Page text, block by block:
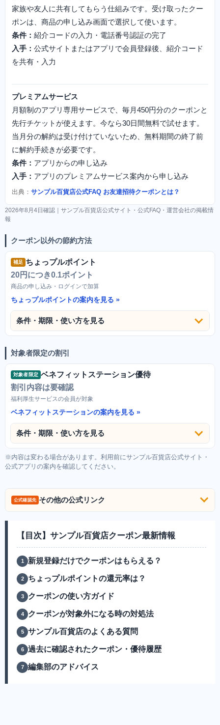
家族や友人に共有してもらう仕組みです。受け取ったクー
ポンは、商品の申し込み画面で選択して使います。
条件： 紹介コードの入力・電話番号認証の完了
入手： 公式サイトまたはアプリで会員登録後、紹介コード
を共有・入力
プレミアムサービス
月額制のアプリ専用サービスで、毎月450円分のクーポンと
先行チケットが使えます。今なら30日間無料で試せます。
当月分の解約は受け付けていないため、無料期間の終了前
に解約手続きが必要です。
条件： アプリからの申し込み
入手： アプリのプレミアムサービス案内から申し込み
出典： サンプル百貨店公式FAQ お友達招待クーポンとは？
2026年8月4日確認｜サンプル百貨店公式サイト・公式FAQ・運営会社の掲載情
報
クーポン以外の節約方法
補足 ちょっプルポイント
20円につき0.1ポイント
商品の申し込み・ログインで加算
ちょっプルポイントの案内を見る
条件・期限・使い方を見る
対象者限定の割引
対象者限定 ベネフィットステーション優待
割引内容は要確認
福利厚生サービスの会員が対象
ベネフィットステーションの案内を見る
条件・期限・使い方を見る
※内容は変わる場合があります。利用前にサンプル百貨店公式サイト・
公式アプリの案内を確認してください。
公式確認先 その他の公式リンク
【目次】サンプル百貨店クーポン最新情報
新規登録だけでクーポンはもらえる？
ちょっプルポイントの還元率は？
クーポンの使い方ガイド
クーポンが対象外になる時の対処法
サンプル百貨店のよくある質問
過去に確認されたクーポン・優待履歴
編集部のアドバイス